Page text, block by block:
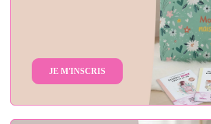
JE M'INSCRIS